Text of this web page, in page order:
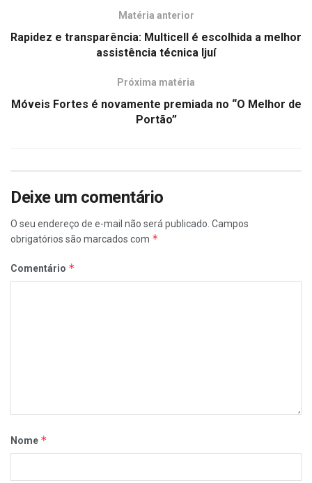
Matéria anterior
Rapidez e transparência: Multicell é escolhida a melhor
assistência técnica Ijuí
Próxima matéria
Móveis Fortes é novamente premiada no “O Melhor de
Portão”
Deixe um comentário
O seu endereço de e-mail não será publicado. Campos
obrigatórios são marcados com *
Comentário *
Nome *